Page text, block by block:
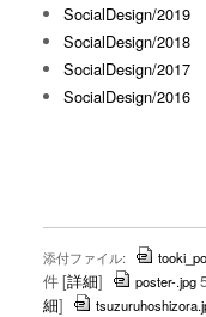
SocialDesign/2019
SocialDesign/2018
SocialDesign/2017
SocialDesign/2016
添付ファイル:
件[詳細] poster-.jpg
細]